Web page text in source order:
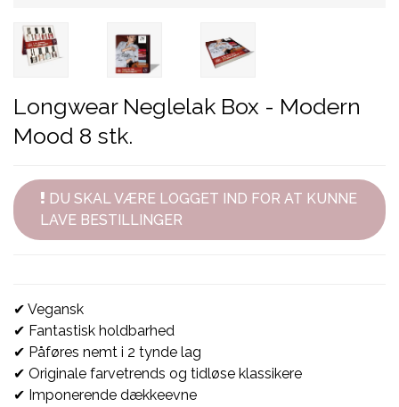
Longwear Neglelak Box - Modern
Mood 8 stk.
DU SKAL VÆRE LOGGET IND FOR AT KUNNE
LAVE BESTILLINGER
✔ Vegansk
✔ Fantastisk holdbarhed
✔ Påføres nemt i 2 tynde lag
✔ Originale farvetrends og tidløse klassikere
✔ Imponerende dækkeevne